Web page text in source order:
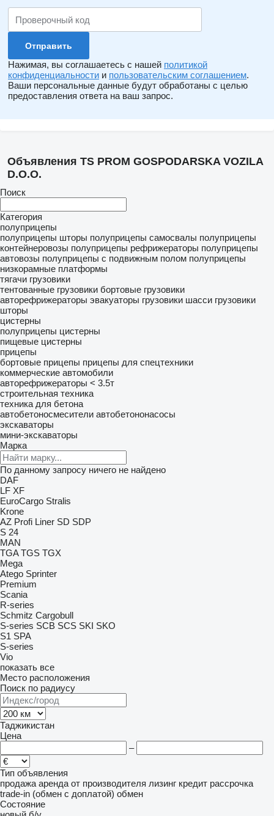
Нажимая, вы соглашаетесь с нашей политикой
конфиденциальности и пользовательским соглашением.
Ваши персональные данные будут обработаны с целью
предоставления ответа на ваш запрос.
Объявления TS PROM GOSPODARSKA VOZILA
D.O.O.
Поиск
Категория
полуприцепы
полуприцепы шторы полуприцепы самосвалы полуприцепы
контейнеровозы полуприцепы рефрижераторы полуприцепы
автовозы полуприцепы с подвижным полом полуприцепы
низкорамные платформы
тягачи грузовики
тентованные грузовики бортовые грузовики
авторефрижераторы эвакуаторы грузовики шасси грузовики
шторы
цистерны
полуприцепы цистерны
пищевые цистерны
прицепы
бортовые прицепы прицепы для спецтехники
коммерческие автомобили
авторефрижераторы < 3.5т
строительная техника
техника для бетона
автобетоносмесители автобетононасосы
экскаваторы
мини-экскаваторы
Марка
По данному запросу ничего не найдено
DAF
LF XF
EuroCargo Stralis
Krone
AZ Profi Liner SD SDP
S 24
MAN
TGA TGS TGX
Mega
Atego Sprinter
Premium
Scania
R-series
Schmitz Cargobull
S-series SCB SCS SKI SKO
S1 SPA
S-series
Vio
показать все
Место расположения
Поиск по радиусу
Таджикистан
Цена
–
Тип объявления
продажа аренда от производителя лизинг кредит рассрочка
trade-in (обмен с доплатой) обмен
Состояние